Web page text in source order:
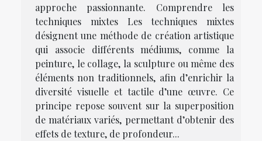
approche passionnante. Comprendre les
techniques mixtes Les techniques mixtes
désignent une méthode de création artistique
qui associe différents médiums, comme la
peinture, le collage, la sculpture ou même des
éléments non traditionnels, afin d’enrichir la
diversité visuelle et tactile d’une œuvre. Ce
principe repose souvent sur la superposition
de matériaux variés, permettant d’obtenir des
effets de texture, de profondeur...